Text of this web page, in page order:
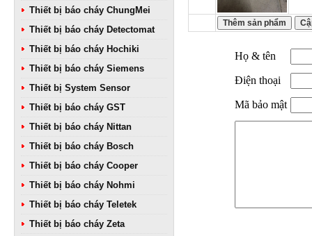
Thiết bị báo cháy ChungMei
Thiết bị báo cháy Detectomat
Thiết bị báo cháy Hochiki
Thiết bị báo cháy Siemens
Thiết bị System Sensor
Thiết bị báo cháy GST
Thiết bị báo cháy Nittan
Thiết bị báo cháy Bosch
Thiết bị báo cháy Cooper
Thiết bị báo cháy Nohmi
Thiết bị báo cháy Teletek
Thiết bị báo cháy Zeta
Họ & tên
Điện thoại
Mã bảo mật